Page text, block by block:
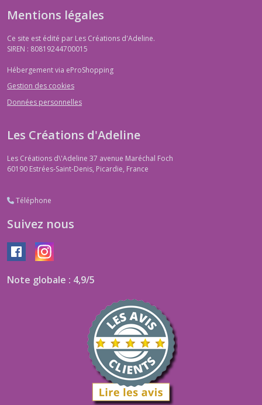
Mentions légales
Ce site est édité par Les Créations d'Adeline.
SIREN : 80819244700015
Hébergement via eProShopping
Gestion des cookies
Données personnelles
Les Créations d'Adeline
Les Créations d\'Adeline 37 avenue Maréchal Foch
60190 Estrées-Saint-Denis, Picardie, France
Téléphone
Suivez nous
Note globale : 4,9/5